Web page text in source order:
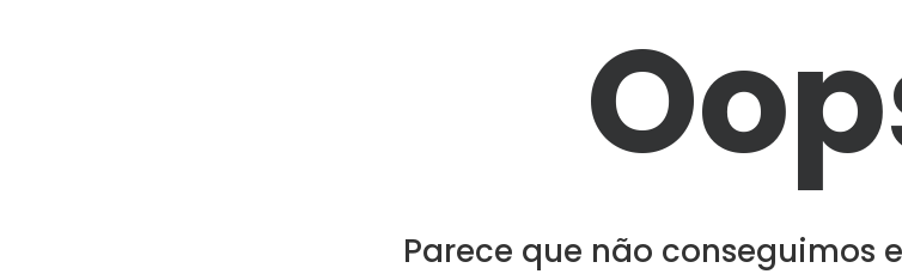
Parece que não conseguimos